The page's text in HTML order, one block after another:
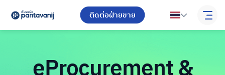
ติดต่อฝ่ายขาย